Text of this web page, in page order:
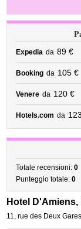
Expedia da 89 €
Booking da 105 €
Venere da 120 €
Hotels.com da
Totale recensioni:0
Punteggio totale:0
Hotel D'Amiens,
11, rue des Deux Gares